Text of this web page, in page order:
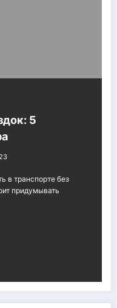
5
в транспорте без
придумывать